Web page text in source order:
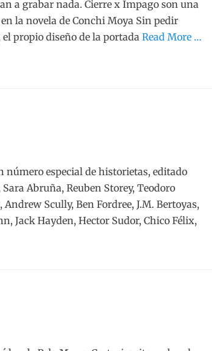
a grabar nada. Cierre x Impago son una
la novela de Conchi Moya Sin pedir
el propio diseño de la portada Read More …
especial de historietas, editado
Abruña, Reuben Storey, Teodoro
Scully, Ben Fordree, J.M. Bertoyas,
Jack Hayden, Hector Sudor, Chico Félix,